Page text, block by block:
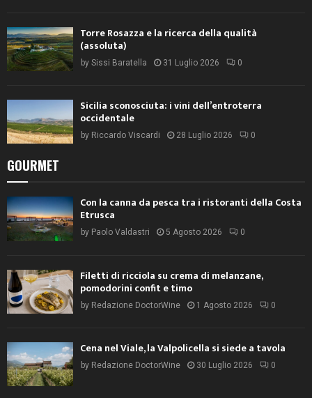
Torre Rosazza e la ricerca della qualità
(assoluta)
by Sissi Baratella 31 Luglio 2026 0
Sicilia sconosciuta: i vini dell’entroterra
occidentale
by Riccardo Viscardi 28 Luglio 2026 0
GOURMET
Con la canna da pesca tra i ristoranti della Costa
Etrusca
by Paolo Valdastri 5 Agosto 2026 0
Filetti di ricciola su crema di melanzane,
pomodorini confit e timo
by Redazione DoctorWine 1 Agosto 2026 0
Cena nel Viale, la Valpolicella si siede a tavola
by Redazione DoctorWine 30 Luglio 2026 0